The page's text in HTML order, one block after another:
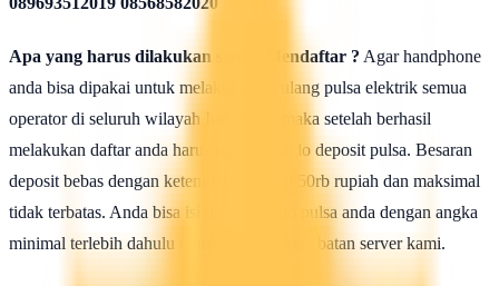
Apa yang harus dilakukan seusai Mendaftar ? Agar handphone
anda bisa dipakai untuk melakukan isi ulang pulsa elektrik semua
operator di seluruh wilayah Indonesia, maka setelah berhasil
melakukan daftar anda harus mengisi saldo deposit pulsa. Besaran
deposit bebas dengan ketentuan minimal 50rb rupiah dan maksimal
tidak terbatas. Anda bisa isi deposit saldo pulsa anda dengan angka
minimal terlebih dahulu untuk uji coba kehebatan server kami.